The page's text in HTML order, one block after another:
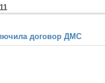
договор ДМС